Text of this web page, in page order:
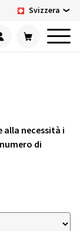
Svizzera
necessità i
di